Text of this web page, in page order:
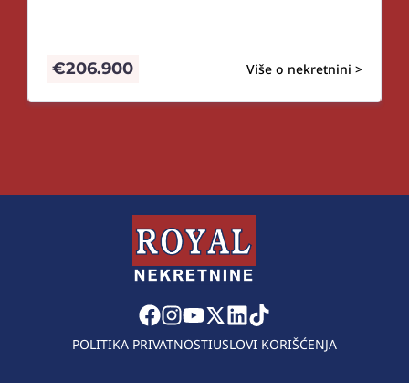
Više o nekretnini >
€206.900
POLITIKA PRIVATNOSTIUSLOVI KORIŠĆENJA